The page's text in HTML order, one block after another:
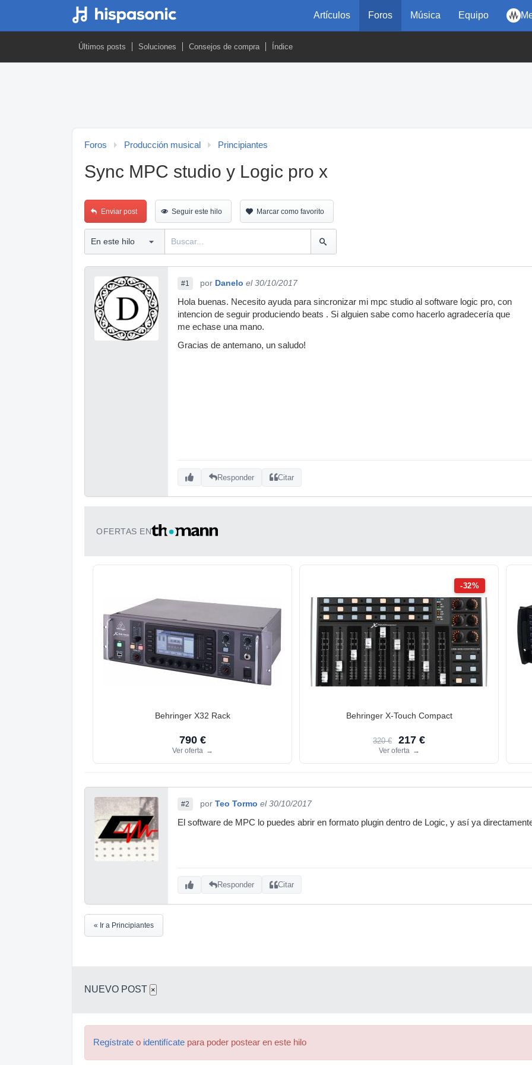
Artículos Foros Música Equipo
Últimos posts Soluciones Consejos de compra Índice
Foros Producción musical Principiantes
Sync MPC studio y Logic pro x
Enviar post Seguir este hilo Marcar como favorito
#1 por Danelo el 30/10/2017
Hola buenas. Necesito ayuda para sincronizar mi mpc studio al software logic pro, con
intencion de seguir produciendo beats . Si alguien sabe como hacerlo agradecería que
me echase una mano.
Gracias de antemano, un saludo!
Responder Citar
OFERTAS EN
Behringer X32 Rack
790 €
Ver oferta →
-32%
Behringer X-Touch Compact
320 € 217 €
Ver oferta →
#2 por Teo Tormo el 30/10/2017
El software de MPC lo puedes abrir en formato plugin dentro de Logic, y así ya
Responder Citar
« Ir a Principiantes
NUEVO POST ×
Regístrate o identifícate para poder postear en este hilo